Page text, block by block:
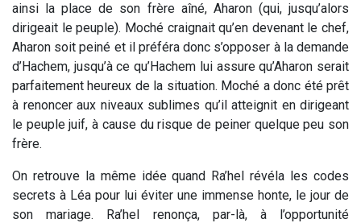
ainsi la place de son frère aîné, Aharon (qui, jusqu’alors
dirigeait le peuple). Moché craignait qu’en devenant le chef,
Aharon soit peiné et il préféra donc s’opposer à la demande
d’Hachem, jusqu’à ce qu’Hachem lui assure qu’Aharon serait
parfaitement heureux de la situation. Moché a donc été prêt
à renoncer aux niveaux sublimes qu’il atteignit en dirigeant
le peuple juif, à cause du risque de peiner quelque peu son
frère.
On retrouve la même idée quand Ra’hel révéla les codes
secrets à Léa pour lui éviter une immense honte, le jour de
son mariage. Ra’hel renonça, par-là, à l’opportunité